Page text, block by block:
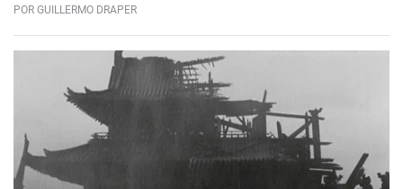
POR GUILLERMO DRAPER